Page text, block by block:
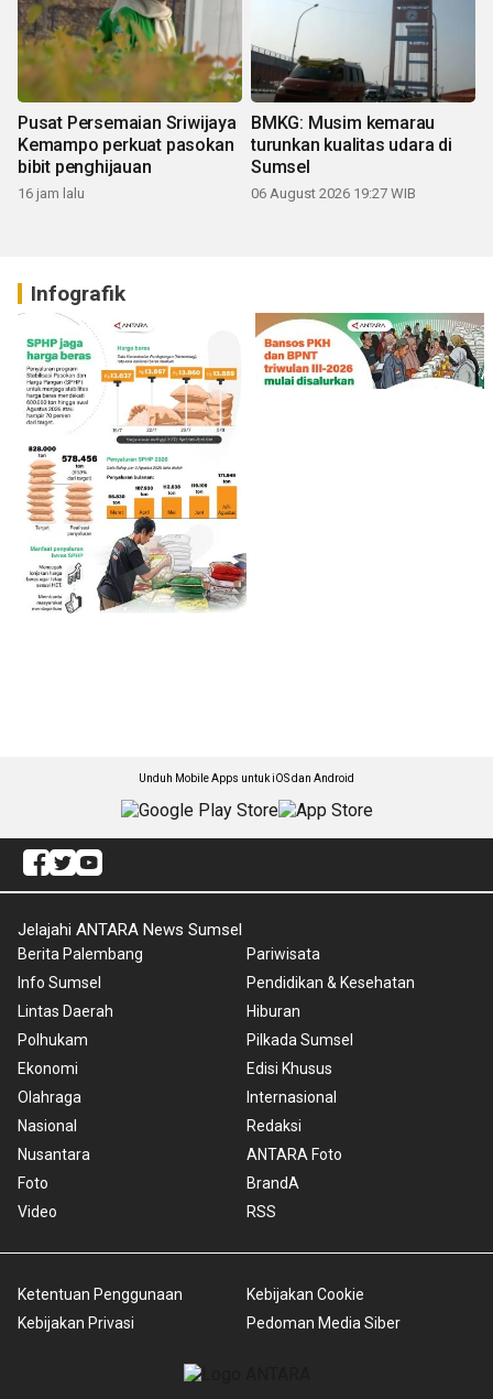
Pusat Persemaian Sriwijaya
Kemampo perkuat pasokan
bibit penghijauan
16 jam lalu
BMKG: Musim kemarau
turunkan kualitas udara di
Sumsel
06 August 2026 19:27 WIB
Infografik
Unduh Mobile Apps untuk iOS dan Android
Jelajahi ANTARA News Sumsel
Berita Palembang
Info Sumsel
Lintas Daerah
Polhukam
Ekonomi
Olahraga
Nasional
Nusantara
Foto
Video
Pariwisata
Pendidikan & Kesehatan
Hiburan
Pilkada Sumsel
Edisi Khusus
Internasional
Redaksi
ANTARA Foto
BrandA
RSS
Ketentuan Penggunaan
Kebijakan Privasi
Kebijakan Cookie
Pedoman Media Siber